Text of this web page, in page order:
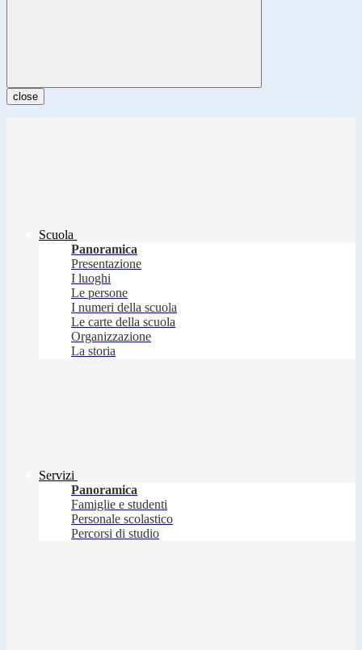
close
Scuola
Panoramica
Presentazione
I luoghi
Le persone
I numeri della scuola
Le carte della scuola
Organizzazione
La storia
Servizi
Panoramica
Famiglie e studenti
Personale scolastico
Percorsi di studio